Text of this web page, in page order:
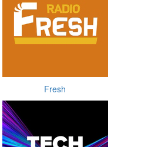
Fresh